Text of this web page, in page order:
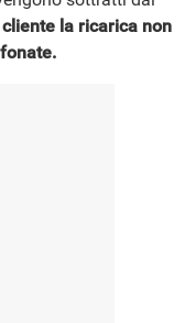
la ricarica non